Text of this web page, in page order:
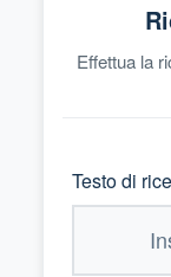
Effettua la
Testo di